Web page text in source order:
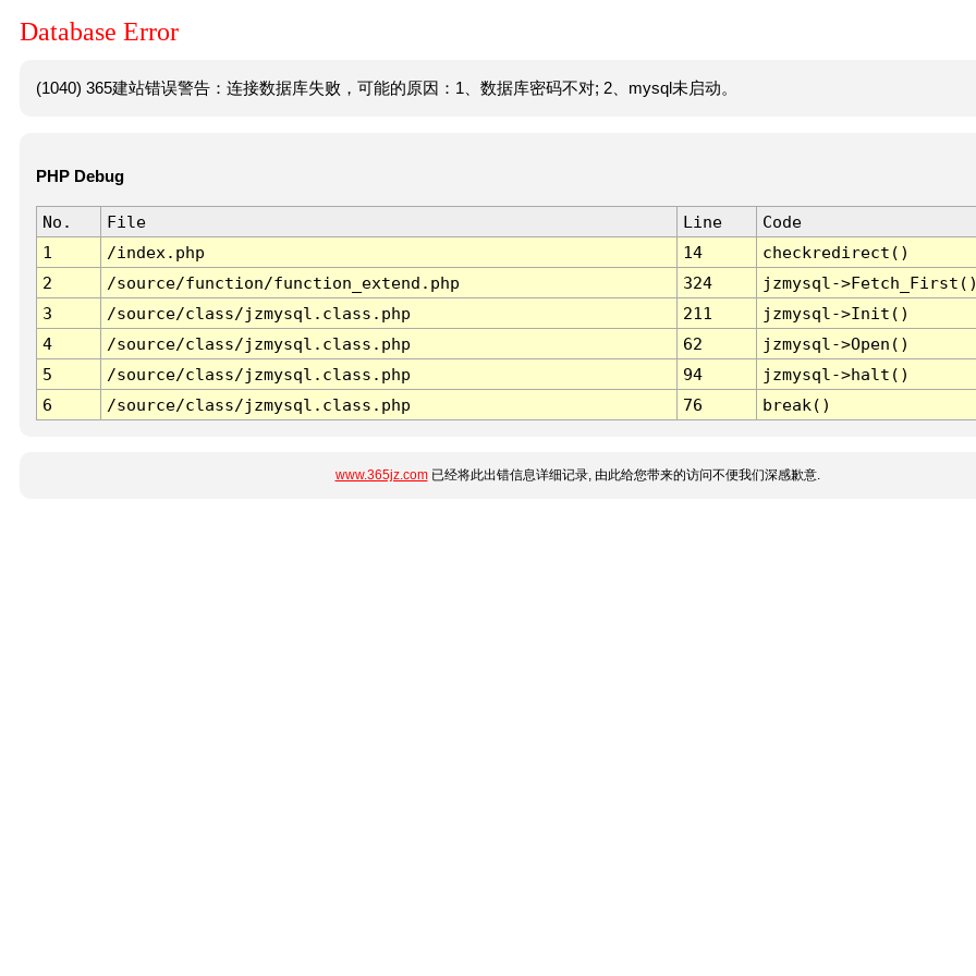
Database Error
(1040) 365建站错误警告：连接数据库失败，可能的原因：1、数据库密码不对; 2、mysql未启动。
PHP Debug
No. File Line
Code
1
/index.php 14
checkredirect()
2
/source/function/function_extend.php 324
jzmysql-
3
/source/class/jzmysql.class.php 211
jzmysql->Init()
4
/source/class/jzmysql.class.php 62
jzmysql->Open()
5
/source/class/jzmysql.class.php 94
jzmysql->halt()
6
/source/class/jzmysql.class.php 76 break()
www.365jz.com已经将此出错信息详细记录, 由此给您带来的访问不便我们深感歉意.